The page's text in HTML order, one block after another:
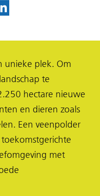
unieke plek. Om
te
hectare nieuwe
en dieren zoals
Een veenpolder
met